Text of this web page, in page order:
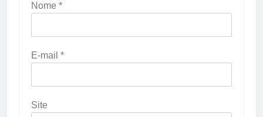
Nome *
E-mail *
Site